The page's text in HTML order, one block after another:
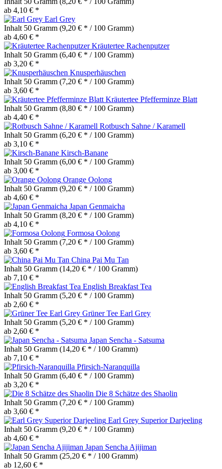
ab 4,10 € *
Earl Grey
Inhalt 50 Gramm (9,20 € * / 100 Gramm)
ab 4,60 € *
Kräutertee Rachenputzer
Inhalt 50 Gramm (6,40 € * / 100 Gramm)
ab 3,20 € *
Knusperhäuschen
Inhalt 50 Gramm (7,20 € * / 100 Gramm)
ab 3,60 € *
Kräutertee Pfefferminze Blatt
Inhalt 50 Gramm (8,80 € * / 100 Gramm)
ab 4,40 € *
Rotbusch Sahne / Karamell
Inhalt 50 Gramm (6,20 € * / 100 Gramm)
ab 3,10 € *
Kirsch-Banane
Inhalt 50 Gramm (6,00 € * / 100 Gramm)
ab 3,00 € *
Orange Oolong
Inhalt 50 Gramm (9,20 € * / 100 Gramm)
ab 4,60 € *
Japan Genmaicha
Inhalt 50 Gramm (8,20 € * / 100 Gramm)
ab 4,10 € *
Formosa Oolong
Inhalt 50 Gramm (7,20 € * / 100 Gramm)
ab 3,60 € *
China Pai Mu Tan
Inhalt 50 Gramm (14,20 € * / 100 Gramm)
ab 7,10 € *
English Breakfast Tea
Inhalt 50 Gramm (5,20 € * / 100 Gramm)
ab 2,60 € *
Grüner Tee Earl Grey
Inhalt 50 Gramm (5,20 € * / 100 Gramm)
ab 2,60 € *
Japan Sencha - Satsuma
Inhalt 50 Gramm (14,20 € * / 100 Gramm)
ab 7,10 € *
Pfirsich-Naranquilla
Inhalt 50 Gramm (6,40 € * / 100 Gramm)
ab 3,20 € *
Die 8 Schätze des Shaolin
Inhalt 50 Gramm (7,20 € * / 100 Gramm)
ab 3,60 € *
Earl Grey Superior Darjeeling
Inhalt 50 Gramm (9,20 € * / 100 Gramm)
ab 4,60 € *
Japan Sencha Ajijiman
Inhalt 50 Gramm (25,20 € * / 100 Gramm)
ab 12,60 € *